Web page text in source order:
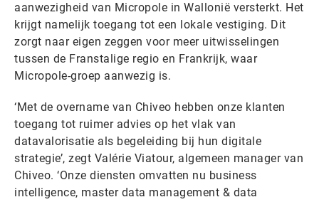
aanwezigheid van Micropole in Wallonië versterkt. Het
krijgt namelijk toegang tot een lokale vestiging. Dit
zorgt naar eigen zeggen voor meer uitwisselingen
tussen de Franstalige regio en Frankrijk, waar
Micropole-groep aanwezig is.
‘Met de overname van Chiveo hebben onze klanten
toegang tot ruimer advies op het vlak van
datavalorisatie als begeleiding bij hun digitale
strategie’, zegt Valérie Viatour, algemeen manager van
Chiveo. ‘Onze diensten omvatten nu business
intelligence, master data management & data